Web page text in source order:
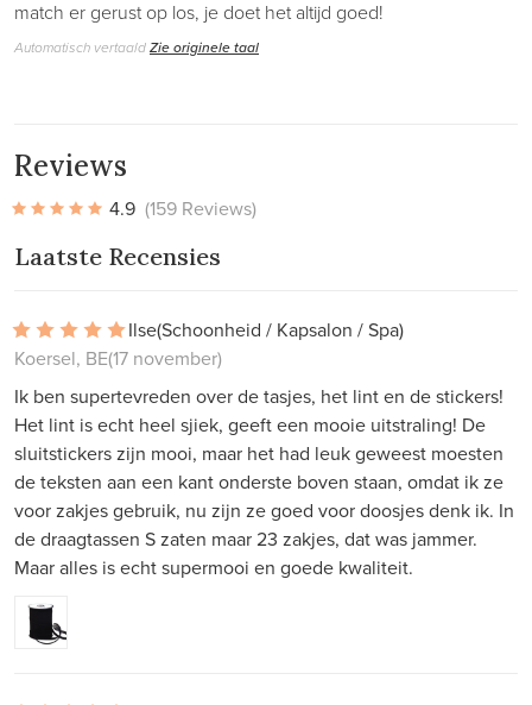
match er gerust op los, je doet het altijd goed!
Automatisch vertaaldZie originele taal
Reviews
4.9 (159 Reviews)
Laatste Recensies
Ilse(Schoonheid / Kapsalon / Spa)
Koersel, BE(17 november)
Ik ben supertevreden over de tasjes, het lint en de stickers!
Het lint is echt heel sjiek, geeft een mooie uitstraling! De
sluitstickers zijn mooi, maar het had leuk geweest moesten
de teksten aan een kant onderste boven staan, omdat ik ze
voor zakjes gebruik, nu zijn ze goed voor doosjes denk ik. In
de draagtassen S zaten maar 23 zakjes, dat was jammer.
Maar alles is echt supermooi en goede kwaliteit.